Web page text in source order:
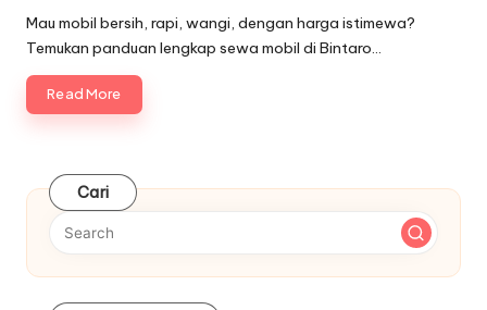
by
Mau mobil bersih, rapi, wangi, dengan harga istimewa?
Temukan panduan lengkap sewa mobil di Bintaro…
Read More
Cari